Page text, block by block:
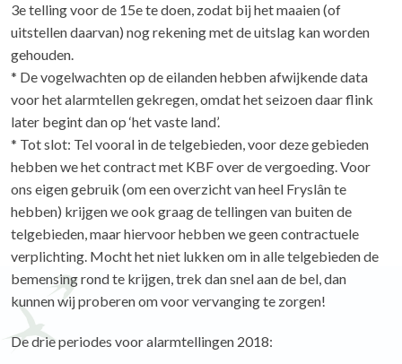
3e telling voor de 15e te doen, zodat bij het maaien (of
uitstellen daarvan) nog rekening met de uitslag kan worden
gehouden.
* De vogelwachten op de eilanden hebben afwijkende data
voor het alarmtellen gekregen, omdat het seizoen daar flink
later begint dan op ‘het vaste land’.
* Tot slot: Tel vooral in de telgebieden, voor deze gebieden
hebben we het contract met KBF over de vergoeding. Voor
ons eigen gebruik (om een overzicht van heel Fryslân te
hebben) krijgen we ook graag de tellingen van buiten de
telgebieden, maar hiervoor hebben we geen contractuele
verplichting. Mocht het niet lukken om in alle telgebieden de
bemensing rond te krijgen, trek dan snel aan de bel, dan
kunnen wij proberen om voor vervanging te zorgen!
De drie periodes voor alarmtellingen 2018: